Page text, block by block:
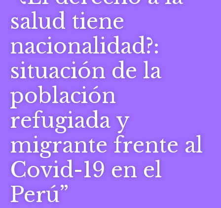
salud tiene
nacionalidad?:
situación de la
población
refugiada y
migrante frente al
Covid-19 en el
Perú”